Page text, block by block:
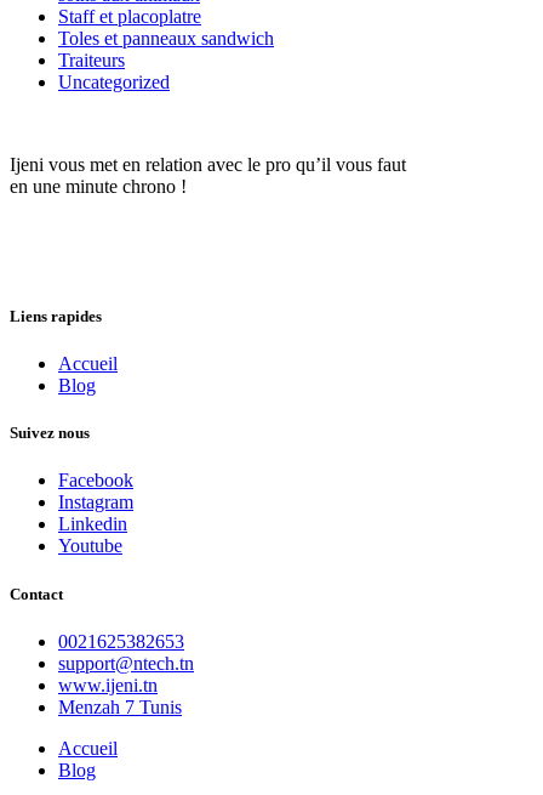
Staff et placoplatre
Toles et panneaux sandwich
Traiteurs
Uncategorized
Ijeni vous met en relation avec le pro qu’il vous faut
en une minute chrono !
Liens rapides
Accueil
Blog
Suivez nous
Facebook
Instagram
Linkedin
Youtube
Contact
0021625382653
support@ntech.tn
www.ijeni.tn
Menzah 7 Tunis
Accueil
Blog